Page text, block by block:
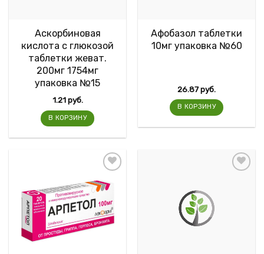
Аскорбиновая
кислота с глюкозой
таблетки жеват.
200мг 1754мг
упаковка №15
1.21руб.
В КОРЗИНУ
Афобазол таблетки
10мг упаковка №60
26.87руб.
В КОРЗИНУ